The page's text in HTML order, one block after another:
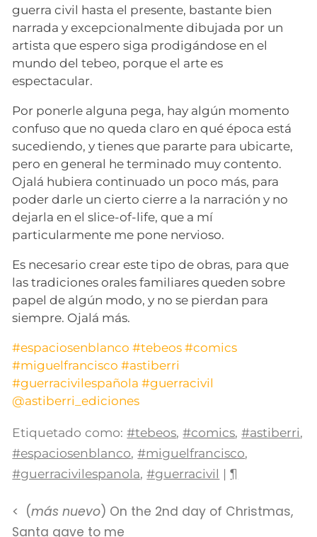
guerra civil hasta el presente, bastante bien
narrada y excepcionalmente dibujada por un
artista que espero siga prodigándose en el
mundo del tebeo, porque el arte es
espectacular.
Por ponerle alguna pega, hay algún momento
confuso que no queda claro en qué época está
sucediendo, y tienes que pararte para ubicarte,
pero en general he terminado muy contento.
Ojalá hubiera continuado un poco más, para
poder darle un cierto cierre a la narración y no
dejarla en el slice-of-life, que a mí
particularmente me pone nervioso.
Es necesario crear este tipo de obras, para que
las tradiciones orales familiares queden sobre
papel de algún modo, y no se pierdan para
siempre. Ojalá más.
#espaciosenblanco #tebeos #comics
#miguelfrancisco #astiberri
#guerracivilespañola #guerracivil
@astiberri_ediciones
Etiquetado como: #tebeos,#comics,#astiberri,
#espaciosenblanco,#miguelfrancisco,
#guerracivilespanola,#guerracivil |¶
(más nuevo) On the 2nd day of Christmas,
Santa gave to me